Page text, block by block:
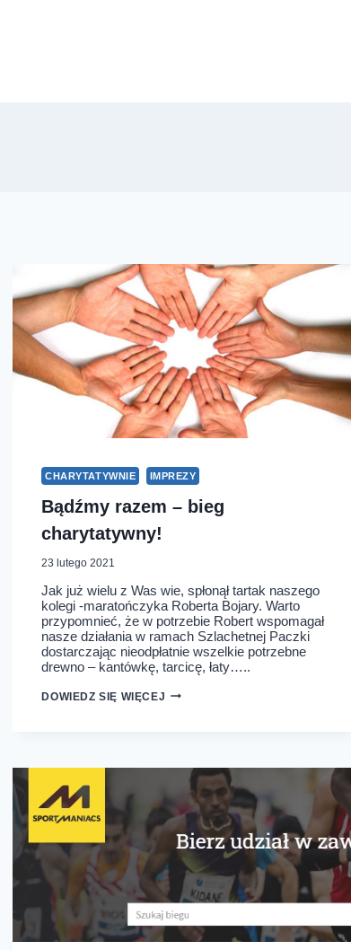
CHARYTATYWNIE IMPREZY
Bądźmy razem – bieg
charytatywny!
23 lutego 2021
Jak już wielu z Was wie, spłonął tartak naszego
kolegi -maratończyka Roberta Bojary. Warto
przypomnieć, że w potrzebie Robert wspomagał
nasze działania w ramach Szlachetnej Paczki
dostarczając nieodpłatnie wszelkie potrzebne
drewno – kantówkę, tarcicę, łaty…..
DOWIEDZ SIĘ WIĘCEJ BĄDŹMY